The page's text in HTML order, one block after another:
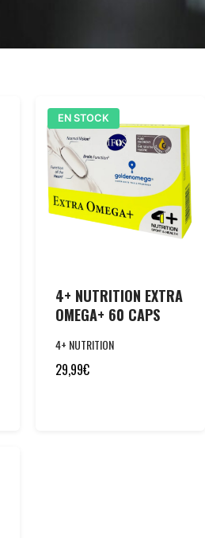
EN STOCK
4+ NUTRITION EXTRA
OMEGA+ 60 CAPS
4+ NUTRITION
29,99€